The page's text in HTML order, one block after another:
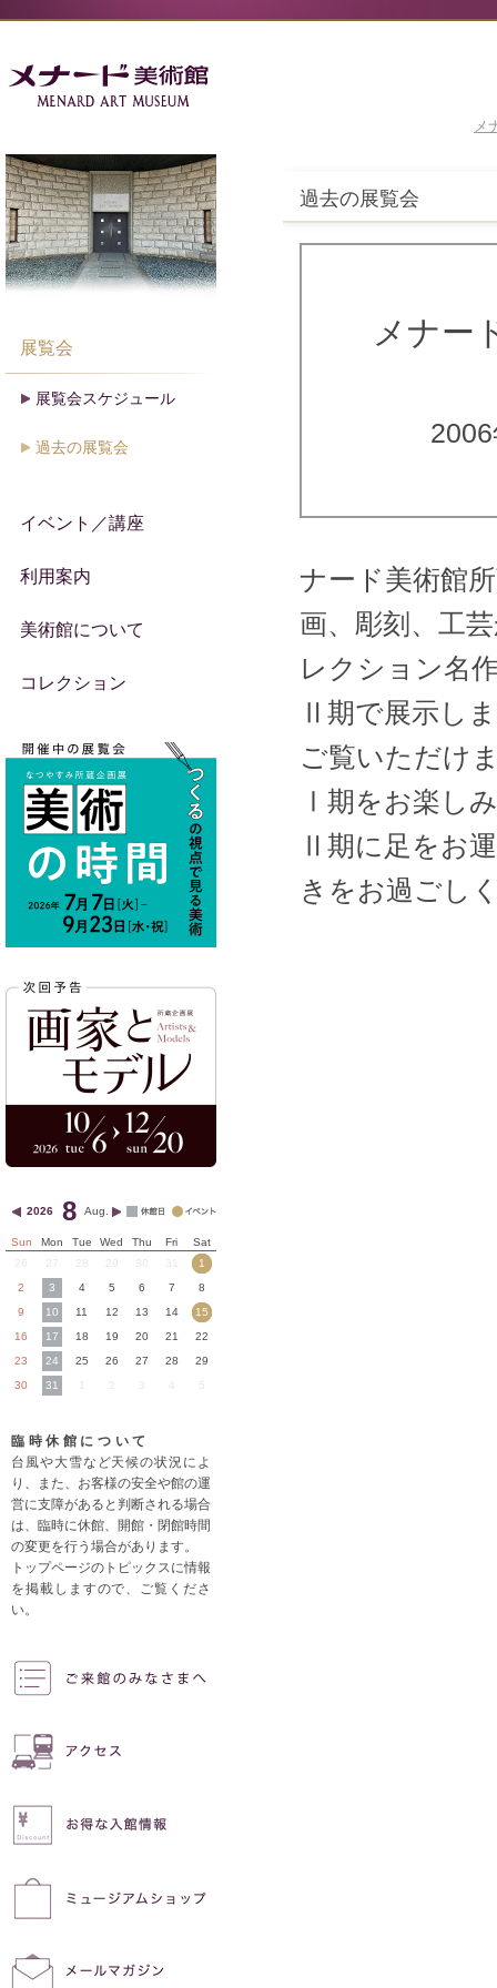
メ
過去の展覧会
メナー
ナード美術館
画、彫刻、工
レクション名
Ⅱ期で展示し
ご覧いただけ
Ⅰ期をお楽し
Ⅱ期に足をお
きをお過ごし
展覧会
展覧会スケジュール
過去の展覧会
イベント／講座
利用案内
美術館について
コレクション
2026 8 Aug.
Sun Mon Tue Wed Thu Fri
Sat
27 29 30 31
1
2
3 4 5 6 7
8
9
10 11 12 13 14
15
16
17 18 19 20 21
22
23
24 25 26 27 28
29
30
31 3 4 5
臨時休館について
台風や大雪など天候の状況によ
り、また、お客様の安全や館の運
営に支障があると判断される場合
は、臨時に休館、開館・閉館時間
の変更を行う場合があります。
トップページのトピックスに情報
を掲載しますので、ご覧くださ
い。